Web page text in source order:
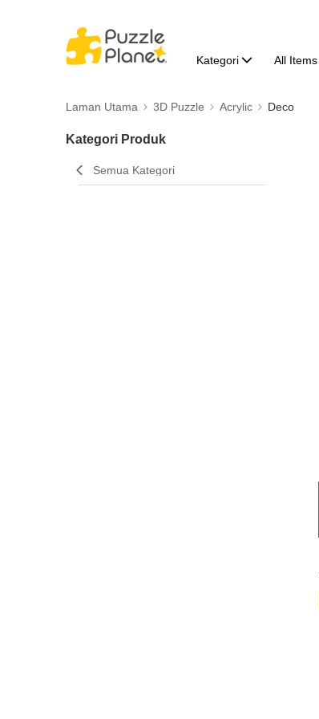
Kategori All Items
Laman Utama 3D Puzzle Acrylic Deco
Kategori Produk
Semua Kategori